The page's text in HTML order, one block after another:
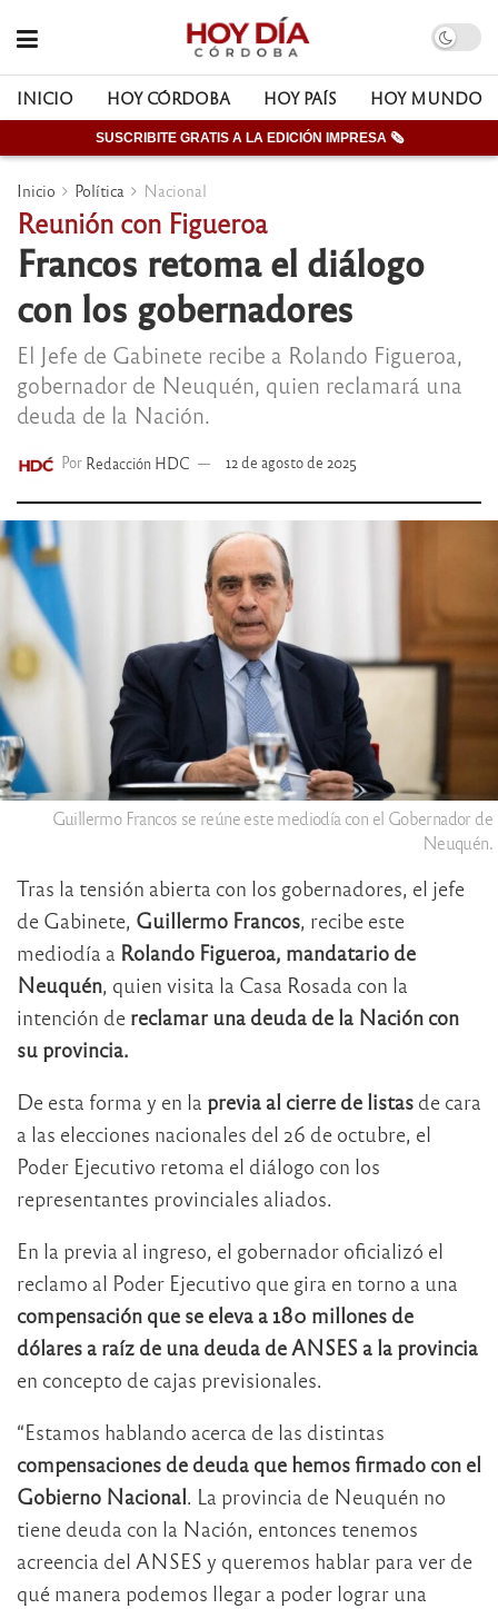
INICIO HOY CÓRDOBA HOY PAÍS HOY MUNDO
SUSCRIBITE GRATIS A LA EDICIÓN IMPRESA 🗞
Inicio Política Nacional
Reunión con Figueroa
Francos retoma el diálogo
con los gobernadores
El Jefe de Gabinete recibe a Rolando Figueroa,
gobernador de Neuquén, quien reclamará una
deuda de la Nación.
Por Redacción HDC 12 de agosto de 2025
Guillermo Francos se reúne este mediodía con el Gobernador de
Neuquén.
Tras la tensión abierta con los gobernadores, el jefe
de Gabinete, Guillermo Francos, recibe este
mediodía a Rolando Figueroa, mandatario de
Neuquén, quien visita la Casa Rosada con la
intención de reclamar una deuda de la Nación con
su provincia.
De esta forma y en la previa al cierre de listas de cara
a las elecciones nacionales del 26 de octubre, el
Poder Ejecutivo retoma el diálogo con los
representantes provinciales aliados.
En la previa al ingreso, el gobernador oficializó el
reclamo al Poder Ejecutivo que gira en torno a una
compensación que se eleva a 180 millones de
dólares a raíz de una deuda de ANSES a la provincia
en concepto de cajas previsionales.
“Estamos hablando acerca de las distintas
compensaciones de deuda que hemos firmado con el
Gobierno Nacional. La provincia de Neuquén no
tiene deuda con la Nación, entonces tenemos
acreencia del ANSES y queremos hablar para ver de
qué manera podemos llegar a poder lograr una